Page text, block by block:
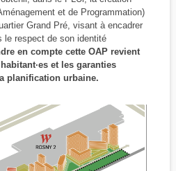
et de Programmation)
Grand Pré, visant à encadrer
le respect de son identité
en compte cette OAP revient
et les garanties
planification urbaine.